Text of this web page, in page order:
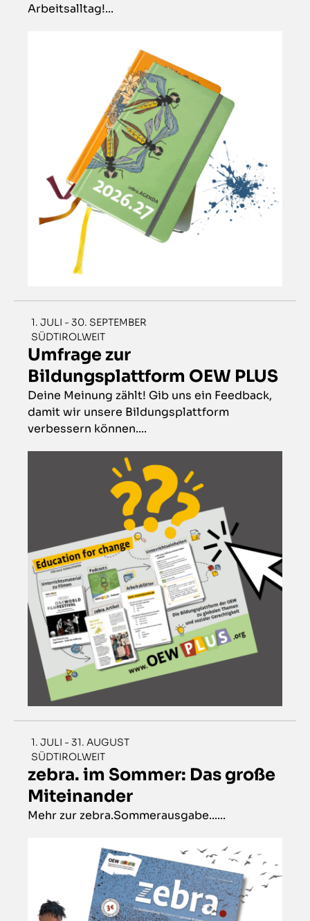
Arbeitsalltag!...
1. JULI - 30. SEPTEMBER
SÜDTIROLWEIT
Umfrage zur
Bildungsplattform OEW PLUS
Deine Meinung zählt! Gib uns ein Feedback,
damit wir unsere Bildungsplattform
verbessern können....
1. JULI - 31. AUGUST
SÜDTIROLWEIT
zebra. im Sommer: Das große
Miteinander
Mehr zur zebra.Sommerausgabe......